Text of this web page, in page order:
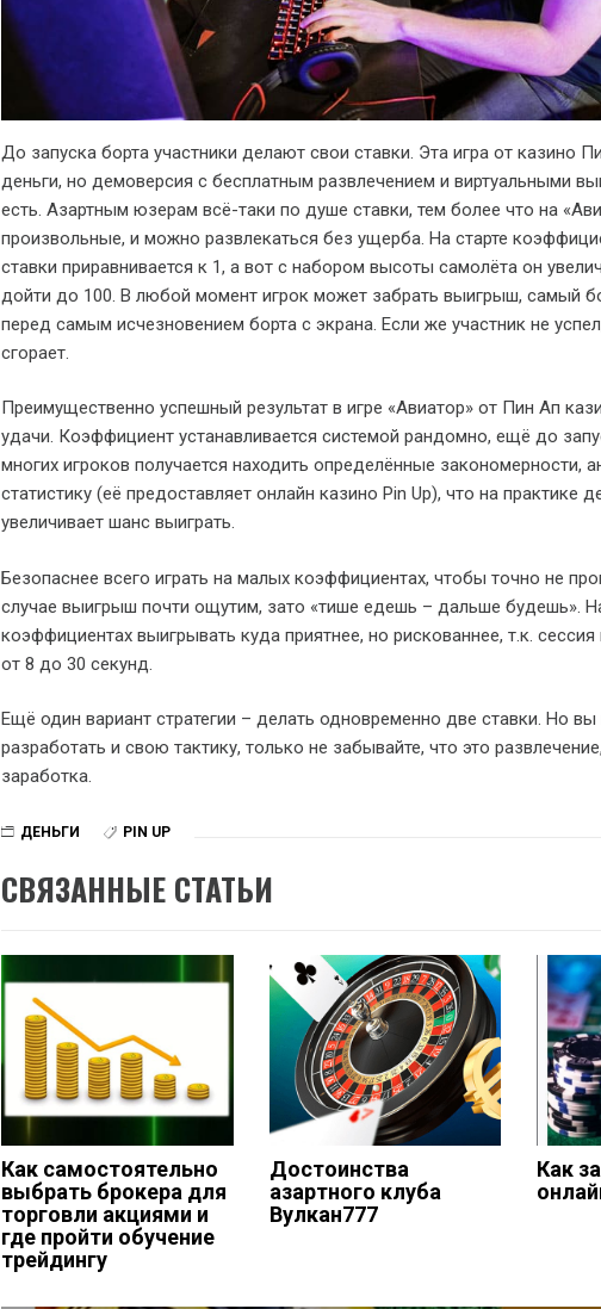
До запуска борта участники делают свои ставки. Эта игра от казино
деньги, но демоверсия с бесплатным развлечением и виртуальными
есть. Азартным юзерам всё-таки по душе ставки, тем более что на
произвольные, и можно развлекаться без ущерба. На старте
ставки приравнивается к 1, а вот с набором высоты самолёта он
дойти до 100. В любой момент игрок может забрать выигрыш, самый
перед самым исчезновением борта с экрана. Если же участник не
сгорает.
Преимущественно успешный результат в игре «Авиатор» от Пин Ап
удачи. Коэффициент устанавливается системой рандомно, ещё до
многих игроков получается находить определённые закономерности,
статистику (её предоставляет онлайн казино Pin Up), что на практике
увеличивает шанс выиграть.
Безопаснее всего играть на малых коэффициентах, чтобы точно не
случае выигрыш почти ощутим, зато «тише едешь – дальше будешь».
коэффициентах выигрывать куда приятнее, но рискованнее, т.к.
от 8 до 30 секунд.
Ещё один вариант стратегии – делать одновременно две ставки. Но
разработать и свою тактику, только не забывайте, что это
заработка.
ДЕНЬГИ PIN UP
СВЯЗАННЫЕ СТАТЬИ
Как самостоятельно
выбрать брокера для
торговли акциями и
где пройти обучение
трейдингу
Достоинства
азартного клуба
Вулкан777
Как